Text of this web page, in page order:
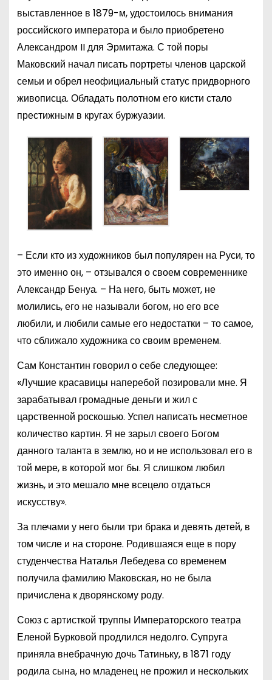
выставленное в 1879-м, удостоилось внимания
российского императора и было приобретено
Александром II для Эрмитажа. С той поры
Маковский начал писать портреты членов царской
семьи и обрел неофициальный статус придворного
живописца. Обладать полотном его кисти стало
престижным в кругах буржуазии.
– Если кто из художников был популярен на Руси, то
это именно он, – отзывался о своем современнике
Александр Бенуа. – На него, быть может, не
молились, его не называли богом, но его все
любили, и любили самые его недостатки – то самое,
что сближало художника со своим временем.
Сам Константин говорил о себе следующее:
«Лучшие красавицы наперебой позировали мне. Я
зарабатывал громадные деньги и жил с
царственной роскошью. Успел написать несметное
количество картин. Я не зарыл своего Богом
данного таланта в землю, но и не использовал его в
той мере, в которой мог бы. Я слишком любил
жизнь, и это мешало мне всецело отдаться
искусству».
За плечами у него были три брака и девять детей, в
том числе и на стороне. Родившаяся еще в пору
студенчества Наталья Лебедева со временем
получила фамилию Маковская, но не была
причислена к дворянскому роду.
Союз с артисткой труппы Императорского театра
Еленой Бурковой продлился недолго. Супруга
приняла внебрачную дочь Татиньку, в 1871 году
родила сына, но младенец не прожил и нескольких